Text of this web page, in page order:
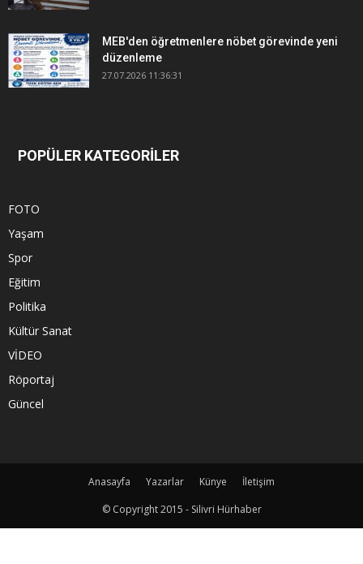
MEB'den öğretmenlere nöbet görevinde yeni
düzenleme
27.07.2026 11:36:31
POPÜLER KATEGORİLER
FOTO
Yaşam
Spor
Eğitim
Politika
Kültür Sanat
VİDEO
Röportaj
Güncel
Anasayfa Yazarlar Künye
İletişim
© Copyright 2015 - Silivri Hürhaber